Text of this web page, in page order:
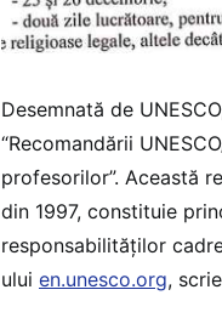
Desemnată de
“Recomandării
profesorilor”. Această
din 1997, constituie
responsabilităţilor
ului en.unesco.org,